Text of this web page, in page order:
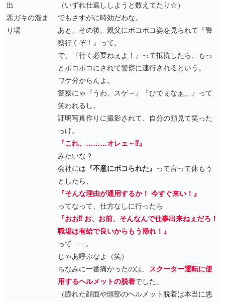
出
悪ガキの溜ま
り場
（いずれ仕返ししようと数えてたり☆）
でもさすがに時効だわな。
あと、その後、親父にボコボコ姿を見られて『警
察行くぞ！』って。
で、『行く必要ねぇよ！』って抵抗したら、もっ
とボコボコにされて警察に連行されるという。
ワケ分からんよ。
警察にゃ『うわ、スゲ～』『ひでぇなぁ…』って
笑われるし。
証明写真作りに撮影されて、自分の顔見て笑った
っけ。
『これ、………オレェ～⁉』
みたいな？
会社には 『不意にボコられた』
って言って休もう
としたら、
『そんな理由が通用するか！ 今すぐ来い！』
ってなって、仕方なしに行ったら
『おお⁉ お、お前、そんなんで仕事出来ねぇだろ！
職場は有給で良いからもう帰れ！』
って……。
じゃあ呼ぶなよ（笑）
ちなみに一番痛かったのは、 スクーター運転に使
用するヘルメットの脱着でした。
（膨れた顔面や頭部のヘルメット脱着は本当に悪